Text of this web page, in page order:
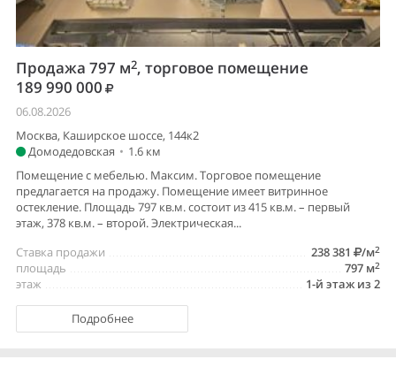
Продажа 797 м2, торговое помещение
189 990 000
06.08.2026
Москва, Каширское шоссе, 144к2
Домодедовская • 1.6 км
Помещение с мебелью. Максим. Торговое помещение
предлагается на продажу. Помещение имеет витринное
остекление. Площадь 797 кв.м. состоит из 415 кв.м. – первый
этаж, 378 кв.м. – второй. Электрическая...
238 381
/м2
Ставка продажи
797 м2
площадь
1-й этаж из 2
этаж
Подробнее